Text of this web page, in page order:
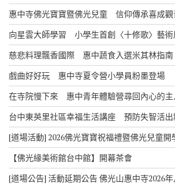
惠中寺佛光寶寶暨佛光兒童 信仰傳承喜成觀
向星雲大師學習 小學生首創〈十修歌〉藝術
慈悲料理飄香國際 惠中蔬食入選米其林指南
戲曲好好玩 惠中寺夏令營小學員粉墨登場
在寺院慢下來 惠中青年體驗營尋回內心的主
台中東英里社區幸福生活講座 預防失智活出
[道場活動] 2026佛光寶寶祝福禮暨佛光兒童開
【佛光緣美術館台中館】開幕茶會
[道場公告] 活動延期公告 佛光山惠中寺2026